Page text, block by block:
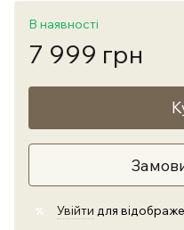
В наявності
7 999 грн
% Увійти для